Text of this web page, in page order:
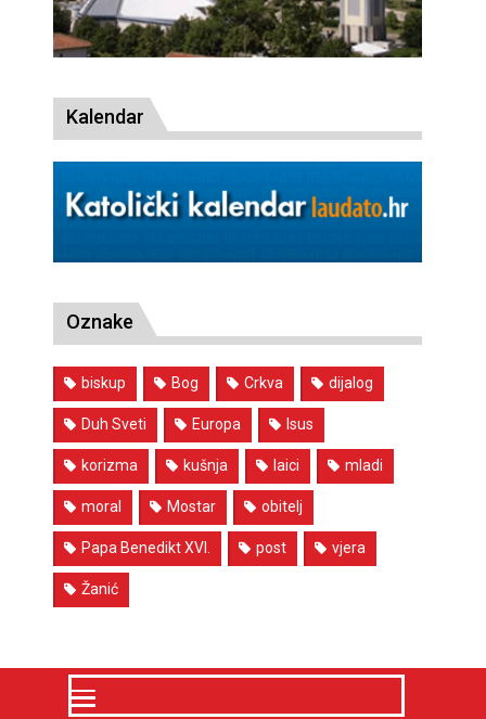
Kalendar
Oznake
biskup Bog Crkva dijalog
Duh Sveti Europa Isus
korizma kušnja laici mladi
moral Mostar obitelj
Papa Benedikt XVI. post vjera
Žanić